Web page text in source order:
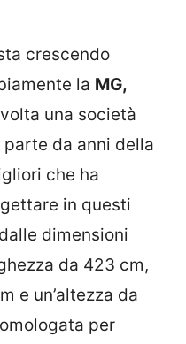
crescendo
la MG,
una società
da anni della
che ha
in questi
dimensioni
da 423 cm,
e un’altezza da
per